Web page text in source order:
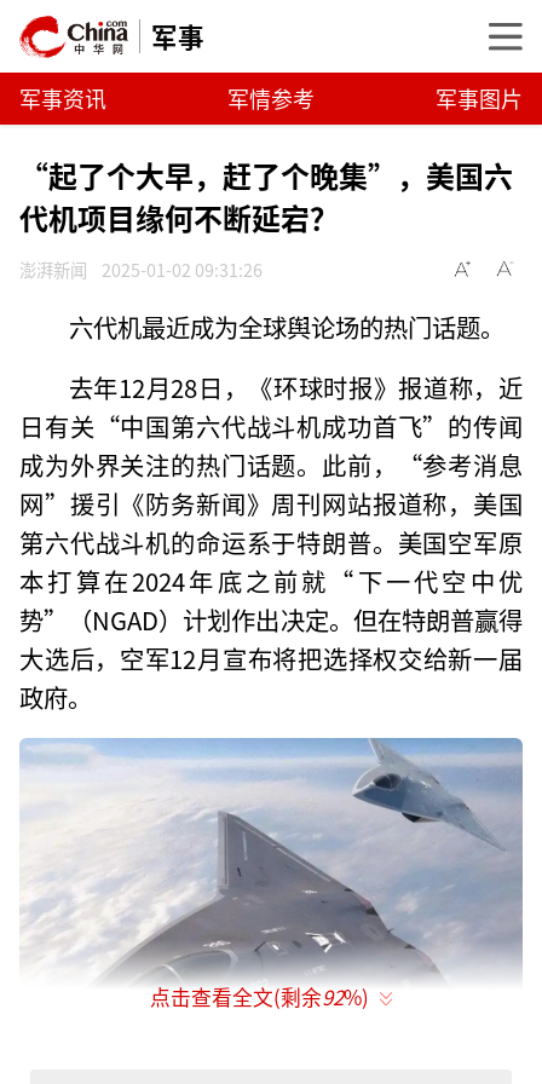
军事
军事资讯 军情参考 军事图片
“起了个大早，赶了个晚集”，美国六
代机项目缘何不断延宕？
澎湃新闻 2025-01-02 09:31:26
六代机最近成为全球舆论场的热门话题。
去年12月28日，《环球时报》报道称，近
日有关“中国第六代战斗机成功首飞”的传闻
成为外界关注的热门话题。此前，“参考消息
网”援引《防务新闻》周刊网站报道称，美国
第六代战斗机的命运系于特朗普。美国空军原
本打算在2024年底之前就“下一代空中优
势”（NGAD）计划作出决定。但在特朗普赢得
大选后，空军12月宣布将把选择权交给新一届
政府。
点击查看全文(剩余92%)